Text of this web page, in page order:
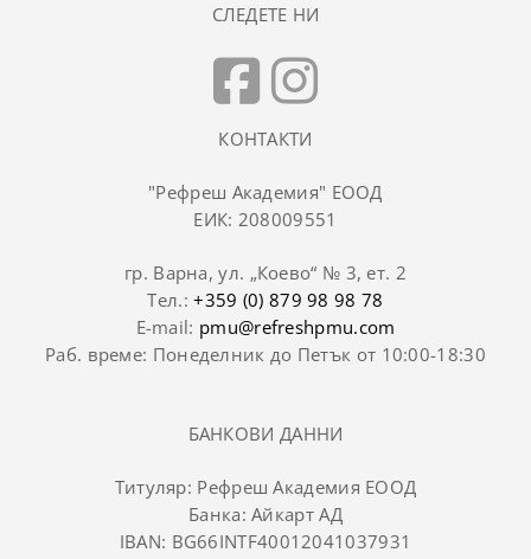
СЛЕДЕТЕ НИ
КОНТАКТИ
"Рефреш Академия" ЕООД
ЕИК: 208009551
гр. Варна, ул. „Коево“ № 3, ет. 2
Тел.:+359 (0) 879 98 98 78
E-mail: pmu@refreshpmu.com
Раб. време: Понеделник до Петък от 10:00-18:30
БАНКОВИ ДАННИ
Титуляр: Рефреш Академия ЕООД
Банка: Айкарт АД
IBAN: BG66INTF40012041037931